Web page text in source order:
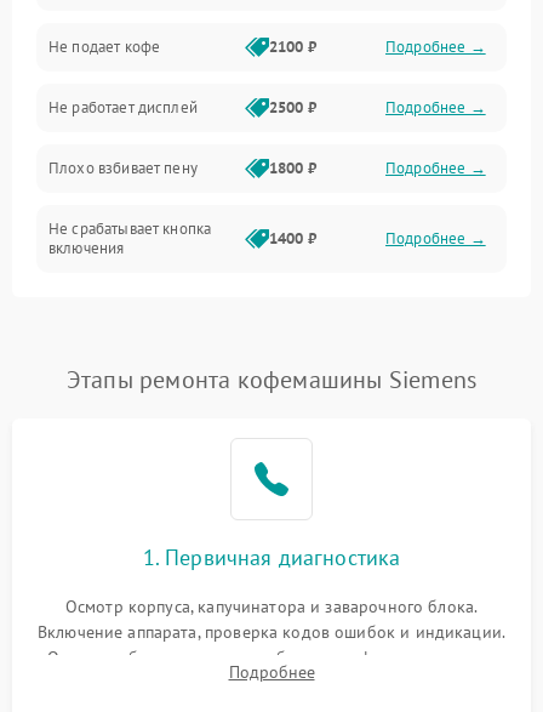
Проблемы с капучинатором и паром
Управление и электроника
Программное обеспечение
Не подает кофе 2100 ₽ Подробнее →
Не работает дисплей 2500 ₽ Подробнее →
Плохо взбивает пену 1800 ₽ Подробнее →
Не срабатывает кнопка
включения
1400 ₽ Подробнее →
Постоянные сбои в работе 1500 ₽ Подробнее →
Этапы ремонта кофемашины Siemens
1. Первичная диагностика
Осмотр корпуса, капучинатора и заварочного блока.
Включение аппарата, проверка кодов ошибок и индикации.
Оценка работы помпы, термоблока и кофемолки на слух.
Измерение температуры и давления воды для выявления
Подробнее